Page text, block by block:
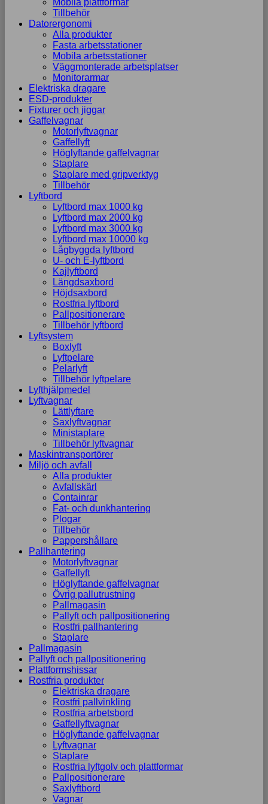
Mobila plattformar
Tillbehör
Datorergonomi
Alla produkter
Fasta arbetsstationer
Mobila arbetsstationer
Väggmonterade arbetsplatser
Monitorarmar
Elektriska dragare
ESD-produkter
Fixturer och jiggar
Gaffelvagnar
Motorlyftvagnar
Gaffellyft
Höglyftande gaffelvagnar
Staplare
Staplare med gripverktyg
Tillbehör
Lyftbord
Lyftbord max 1000 kg
Lyftbord max 2000 kg
Lyftbord max 3000 kg
Lyftbord max 10000 kg
Lågbyggda lyftbord
U- och E-lyftbord
Kajlyftbord
Längdsaxbord
Höjdsaxbord
Rostfria lyftbord
Pallpositionerare
Tillbehör lyftbord
Lyftsystem
Boxlyft
Lyftpelare
Pelarlyft
Tillbehör lyftpelare
Lyfthjälpmedel
Lyftvagnar
Lättlyftare
Saxlyftvagnar
Ministaplare
Tillbehör lyftvagnar
Maskintransportörer
Miljö och avfall
Alla produkter
Avfallskärl
Containrar
Fat- och dunkhantering
Plogar
Tillbehör
Pappershållare
Pallhantering
Motorlyftvagnar
Gaffellyft
Höglyftande gaffelvagnar
Övrig pallutrustning
Pallmagasin
Pallyft och pallpositionering
Rostfri pallhantering
Staplare
Pallmagasin
Pallyft och pallpositionering
Plattformshissar
Rostfria produkter
Elektriska dragare
Rostfri pallvinkling
Rostfria arbetsbord
Gaffellyftvagnar
Höglyftande gaffelvagnar
Lyftvagnar
Staplare
Rostfria lyftgolv och plattformar
Pallpositionerare
Saxlyftbord
Vagnar